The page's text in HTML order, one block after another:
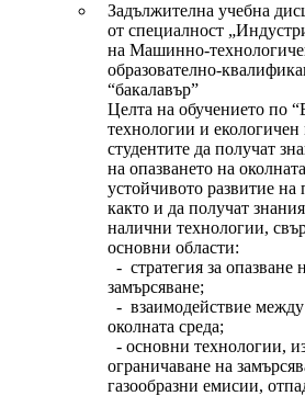
Задължителна учебна
от специалност
на Машинно-
образователно-
“бакалавър”
Целта на обучението по
технологии и
студентите да получат
на опазването на
устойчивото развитие
както и да получат
налични технологии,
основни области:
- стратегия за опазване
замърсяване;
- взаимодействие
околната среда;
- основни технологии,
ограничаване на
газообразни емисии,